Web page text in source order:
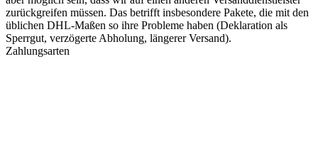
zurückgreifen müssen. Das betrifft insbesondere Pakete, die mit den
üblichen DHL-Maßen so ihre Probleme haben (Deklaration als
Sperrgut, verzögerte Abholung, längerer Versand).
Zahlungsarten